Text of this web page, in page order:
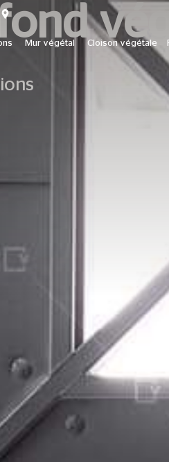
3 26 06 20 07
Mur végétal Cloison végétale